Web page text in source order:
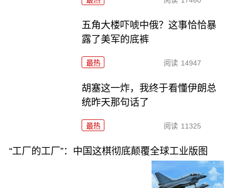
五角大楼吓唬中俄？这事恰恰暴
露了美军的底裤
最热 阅读 14947
胡塞这一炸，我终于看懂伊朗总
统昨天那句话了
最热 阅读 11325
“工厂的工厂”：中国这棋彻底颠覆全球工业版图